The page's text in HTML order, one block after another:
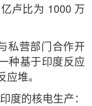
卢比为 1000 万
私营部门合作开
种基于印度反应
应堆。
度的核电生产：